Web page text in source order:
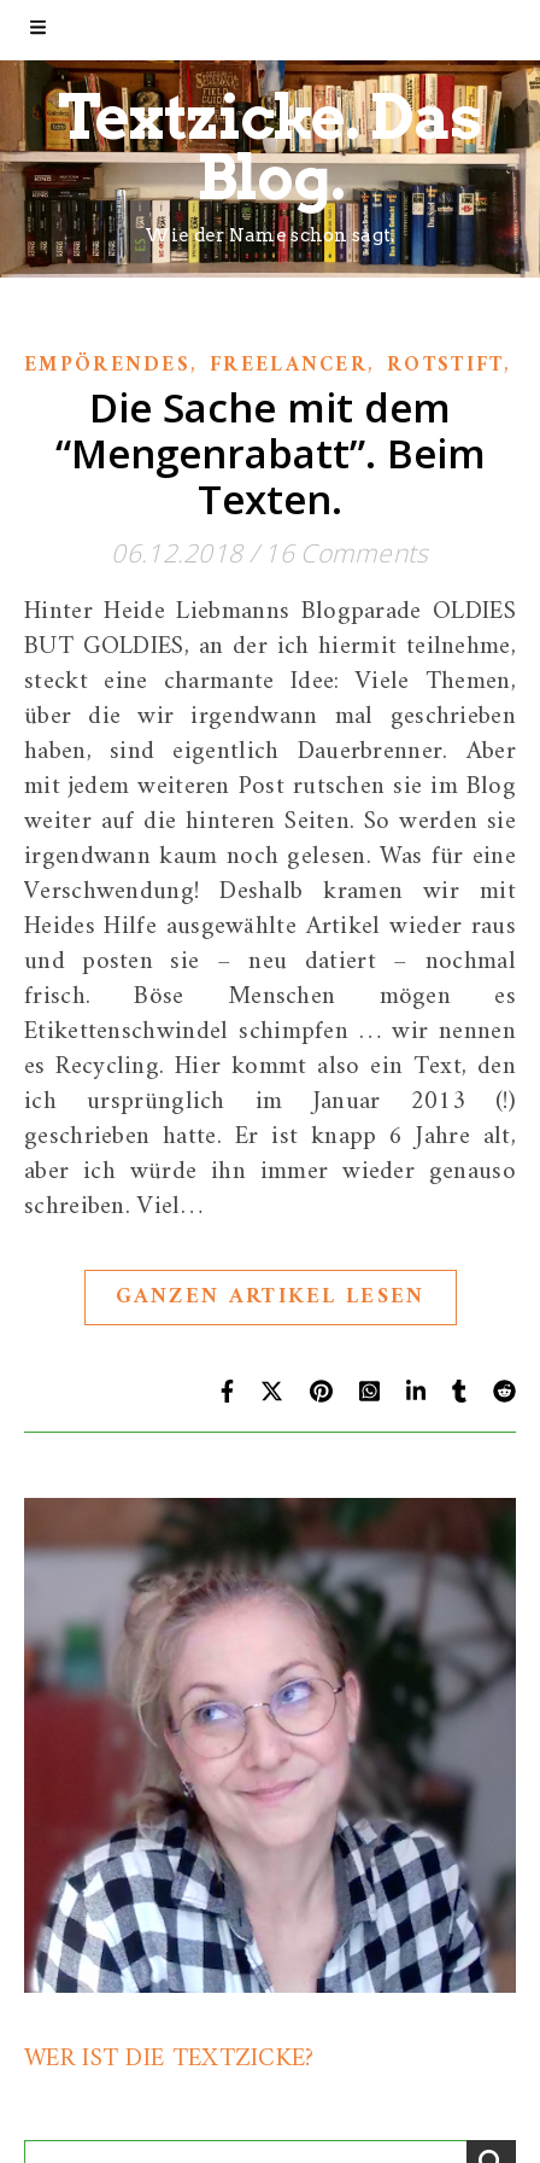
Textzicke. Das
Blog.
Wie der Name schon sagt.
EMPÖRENDES, FREELANCER, ROTSTIFT,
Die Sache mit dem
“Mengenrabatt”. Beim
Texten.
06.12.2018 / 16 Comments
Hinter Heide Liebmanns Blogparade OLDIES
BUT GOLDIES, an der ich hiermit teilnehme,
steckt eine charmante Idee: Viele Themen,
über die wir irgendwann mal geschrieben
haben, sind eigentlich Dauerbrenner. Aber
mit jedem weiteren Post rutschen sie im Blog
weiter auf die hinteren Seiten. So werden sie
irgendwann kaum noch gelesen. Was für eine
Verschwendung! Deshalb kramen wir mit
Heides Hilfe ausgewählte Artikel wieder raus
und posten sie – neu datiert – nochmal
frisch. Böse Menschen mögen es
Etikettenschwindel schimpfen … wir nennen
es Recycling. Hier kommt also ein Text, den
ich ursprünglich im Januar 2013 (!)
geschrieben hatte. Er ist knapp 6 Jahre alt,
aber ich würde ihn immer wieder genauso
schreiben. Viel…
GANZEN ARTIKEL LESEN
WER IST DIE TEXTZICKE?